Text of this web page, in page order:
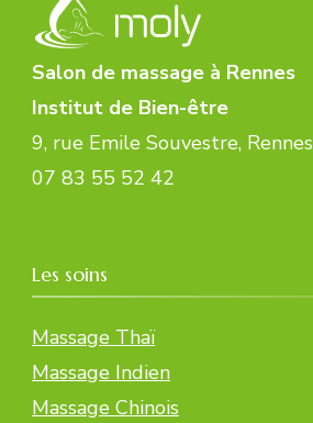
Salon de massage à Rennes
Institut de Bien-être
9, rue Emile Souvestre, Rennes
07 83 55 52 42
Les soins
Massage Thaï
Massage Indien
Massage Chinois